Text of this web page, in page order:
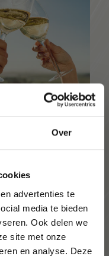
Over
advertenties te
media te bieden
Ook delen we
site met onze
en analyse. Deze
wijnbouw. Voorop
dier. Dus waar
. Het grote
vorm van
omdat
om met
uw
op de
acties,